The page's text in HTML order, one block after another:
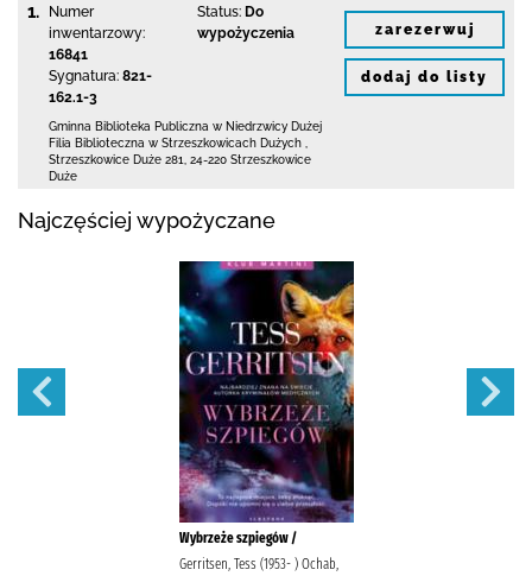
1.
Numer
inwentarzowy:
16841
Sygnatura: 821-
162.1-3
Status: Do
wypożyczenia
Gminna Biblioteka Publiczna w Niedrzwicy Dużej
Filia Biblioteczna w Strzeszkowicach Dużych
Strzeszkowice Duże 281
24-220 Strzeszkowice
Duże
zarezerwuj
dodaj do listy
Najczęściej wypożyczane
Wybrzeże szpiegów /
Gerritsen, Tess (1953- ) Ochab,